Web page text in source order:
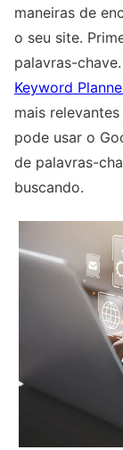
maneiras de
o seu site.
palavras-
Keyword
mais
pode usar o
de palavras-
buscando.